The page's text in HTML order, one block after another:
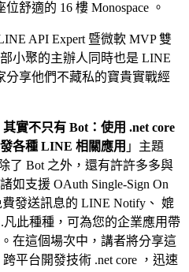
舒適的 16 樓 Monospace 。
API Expert 暨微軟 MVP 雙
小聚的主辦人同時也是 LINE
分享他們不藏私的寶貴實戰經
實不只有 Bot：使用 .net core
各種 LINE 相關應用 」主題
了 Bot 之外，還有許許多多與
如支援 OAuth Single-Sign On
發送訊息的 LINE Notify、 媲
此種種，可為您的企業應用帶
在這個場次中，講者將分享這
平台開發技術 .net core ，迅速